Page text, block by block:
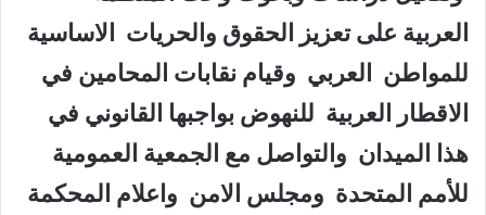
العربية على تعزيز الحقوق والحريات الاساسية
للمواطن العربي وقيام نقابات المحامين في
الاقطار العربية للنهوض بواجبها القانوني في
هذا الميدان والتواصل مع الجمعية العمومية
للأمم المتحدة ومجلس الامن واعلام المحكمة